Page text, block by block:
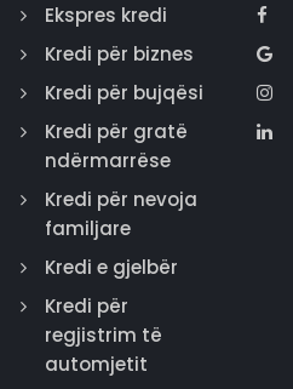
Ekspres kredi
Kredi për biznes
Kredi për bujqësi
Kredi për gratë
ndërmarrëse
Kredi për nevoja
familjare
Kredi e gjelbër
Kredi për
regjistrim të
automjetit